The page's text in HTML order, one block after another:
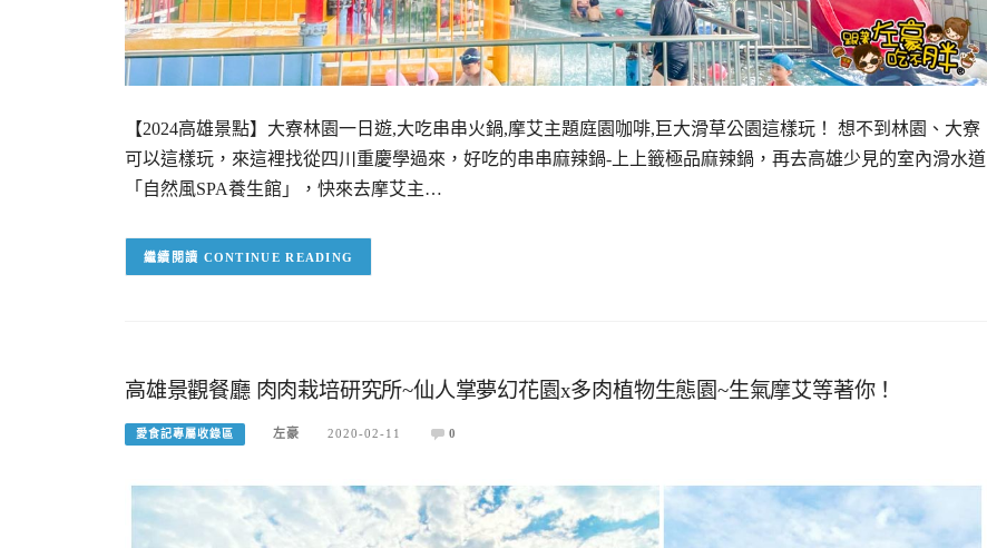
【2024高雄景點】大寮林園一日遊,大吃串串火鍋,摩艾主題庭園咖啡,巨大滑草公園這樣玩！ 想不到林園、大寮
可以這樣玩，來這裡找從四川重慶學過來，好吃的串串麻辣鍋-上上籤極品麻辣鍋，再去高雄少見的室內滑水道
「自然風SPA養生館」，快來去摩艾主…
CONTINUE READING
高雄景觀餐廳 肉肉栽培研究所~仙人掌夢幻花園x多肉植物生態園~生氣摩艾等著你！
愛食記專屬收錄區 左豪 2020-02-11 0